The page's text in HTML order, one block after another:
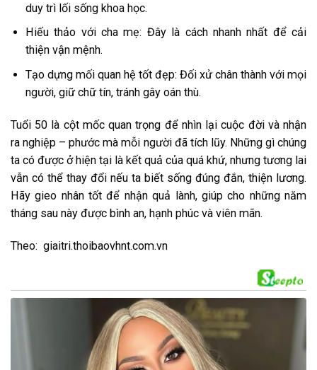
duy trì lối sống khoa học.
Hiếu thảo với cha mẹ: Đây là cách nhanh nhất để cải
thiện vận mệnh.
Tạo dựng mối quan hệ tốt đẹp: Đối xử chân thành với mọi
người, giữ chữ tín, tránh gây oán thù.
Tuổi 50 là cột mốc quan trọng để nhìn lại cuộc đời và nhận
ra nghiệp – phước mà mỗi người đã tích lũy. Những gì chúng
ta có được ở hiện tại là kết quả của quá khứ, nhưng tương lai
vẫn có thể thay đổi nếu ta biết sống đúng đắn, thiện lương.
Hãy gieo nhân tốt để nhận quả lành, giúp cho những năm
tháng sau này được bình an, hạnh phúc và viên mãn.
Theo: giaitri.thoibaovhnt.com.vn